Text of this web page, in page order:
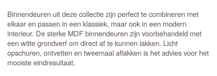
Binnendeuren uit deze collectie zijn perfect te combineren met
elkaar en passen in een klassiek, maar ook in een modern
interieur. De sterke MDF binnendeuren zijn voorbehandeld met
een witte grondverf om direct af te kunnen lakken. Licht
opschuren, ontvetten en tweemaal aflakken is het advies voor het
mooiste eindresultaat.